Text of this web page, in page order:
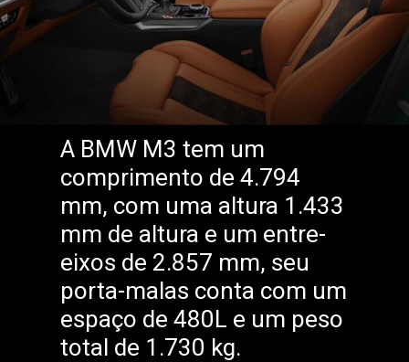
A BMW M3 tem um
comprimento de 4.794
mm, com uma altura 1.433
mm de altura e um entre-
eixos de 2.857 mm, seu
porta-malas conta com um
espaço de 480L e um peso
total de 1.730 kg.